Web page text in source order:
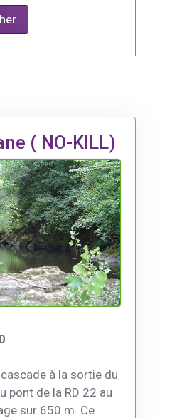
( NO-KILL)
à la sortie du
pont de la RD 22 au
sur 650 m. Ce